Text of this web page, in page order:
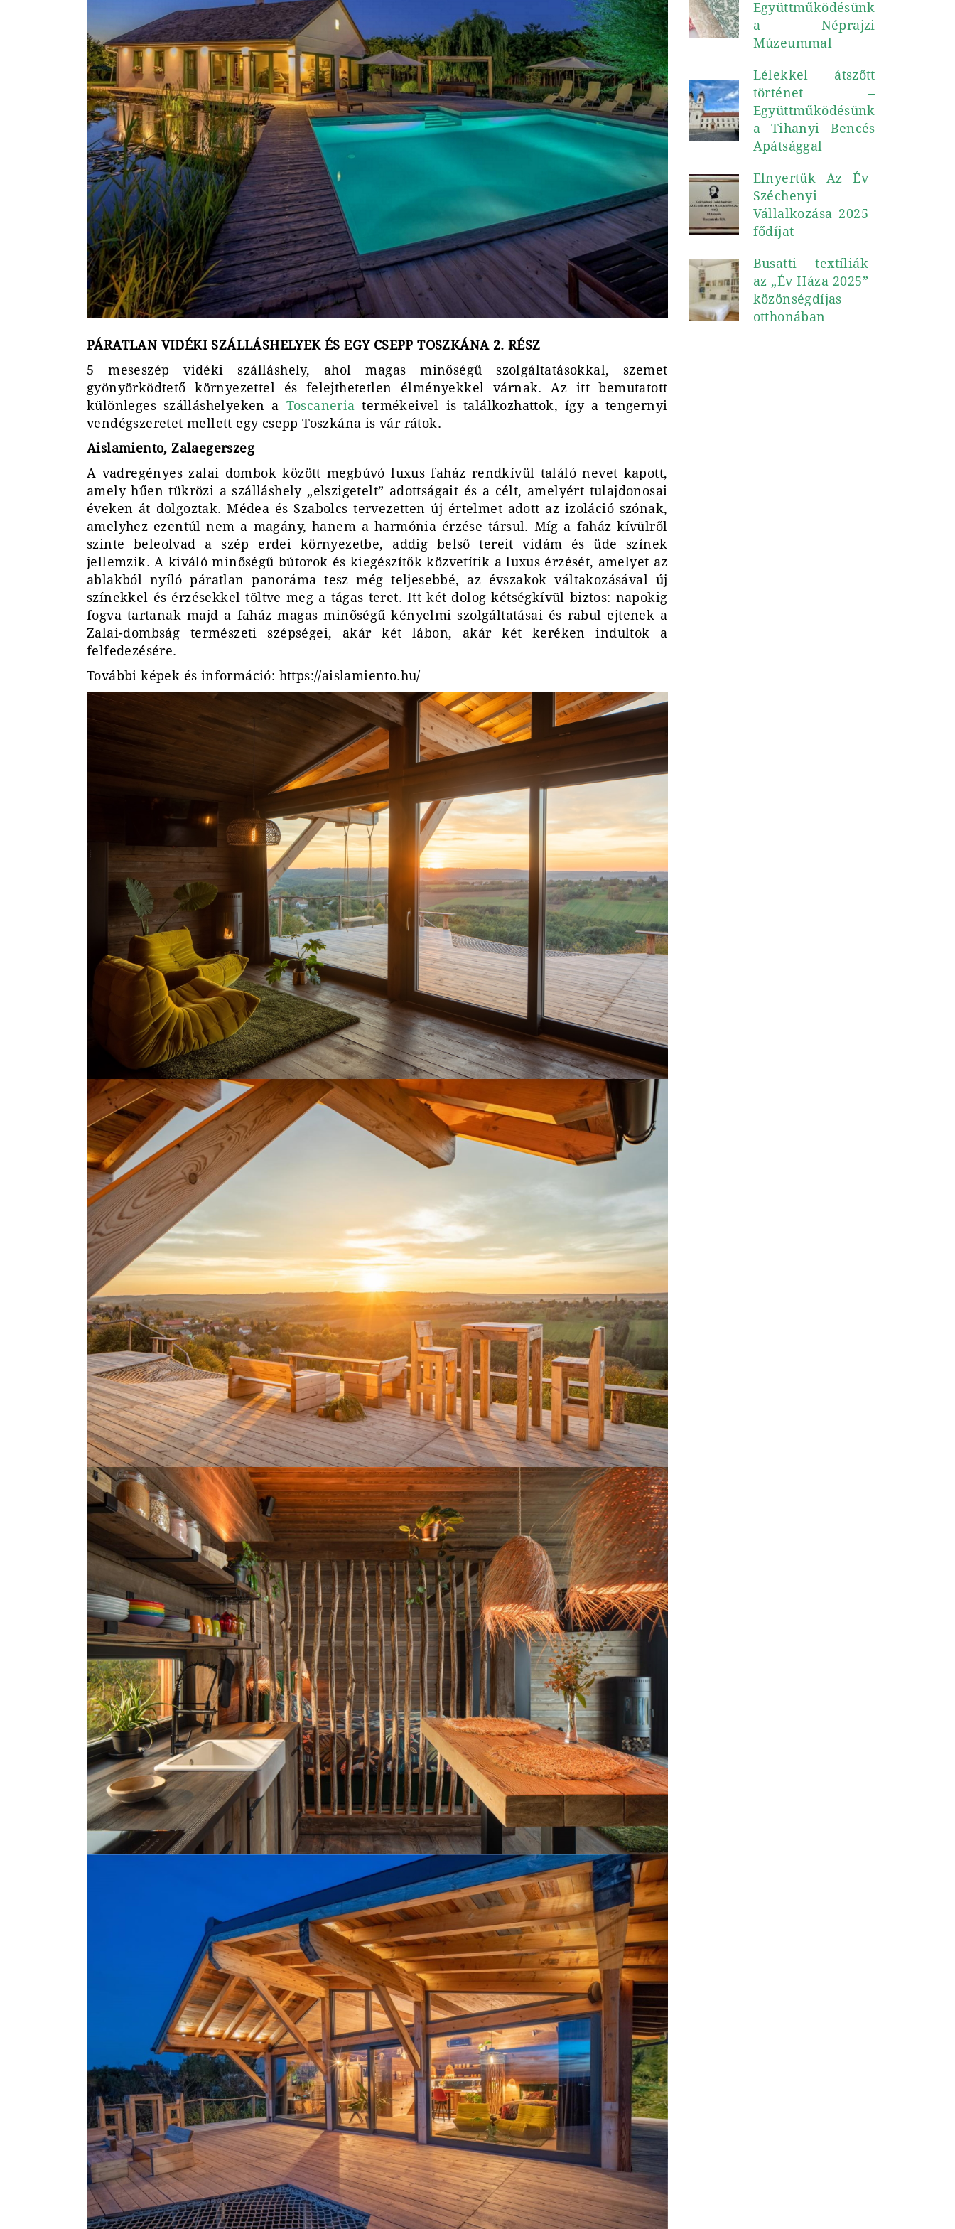
PÁRATLAN VIDÉKI SZÁLLÁSHELYEK ÉS EGY CSEPP TOSZKÁNA 2. RÉSZ
5 meseszép vidéki szálláshely, ahol magas minőségű szolgáltatásokkal, szemet
gyönyörködtető környezettel és felejthetetlen élményekkel várnak. Az itt bemutatott
különleges szálláshelyeken a Toscaneria termékeivel is találkozhattok, így a tengernyi
vendégszeretet mellett egy csepp Toszkána is vár rátok.
Aislamiento, Zalaegerszeg
A vadregényes zalai dombok között megbúvó luxus faház rendkívül találó nevet kapott,
amely hűen tükrözi a szálláshely „elszigetelt” adottságait és a célt, amelyért tulajdonosai
éveken át dolgoztak. Médea és Szabolcs tervezetten új értelmet adott az izoláció szónak,
amelyhez ezentúl nem a magány, hanem a harmónia érzése társul. Míg a faház kívülről
szinte beleolvad a szép erdei környezetbe, addig belső tereit vidám és üde színek
jellemzik. A kiváló minőségű bútorok és kiegészítők közvetítik a luxus érzését, amelyet az
ablakból nyíló páratlan panoráma tesz még teljesebbé, az évszakok váltakozásával új
színekkel és érzésekkel töltve meg a tágas teret. Itt két dolog kétségkívül biztos: napokig
fogva tartanak majd a faház magas minőségű kényelmi szolgáltatásai és rabul ejtenek a
Zalai-dombság természeti szépségei, akár két lábon, akár két keréken indultok a
felfedezésére.
További képek és információ: https://aislamiento.hu/
Együttműködésünk
a Néprajzi
Múzeummal
Lélekkel átszőtt
történet –
Együttműködésünk
a Tihanyi Bencés
Apátsággal
Elnyertük Az Év
Széchenyi
Vállalkozása 2025
fődíjat
Busatti textíliák
az „Év Háza 2025”
közönségdíjas
otthonában